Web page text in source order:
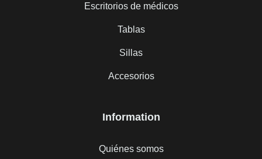
Escritorios de médicos
Tablas
Sillas
Accesorios
Information
Quiénes somos